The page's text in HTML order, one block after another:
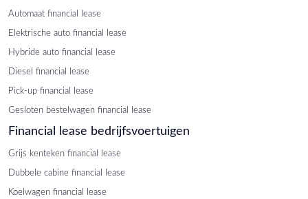
Automaat financial lease
Elektrische auto financial lease
Hybride auto financial lease
Diesel financial lease
Pick-up financial lease
Gesloten bestelwagen financial lease
Financial lease bedrijfsvoertuigen
Grijs kenteken financial lease
Dubbele cabine financial lease
Koelwagen financial lease